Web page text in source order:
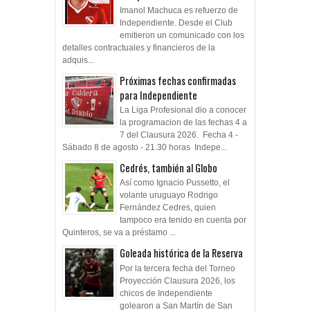
Imanol Machuca es refuerzo de
Independiente. Desde el Club
emitieron un comunicado con los
detalles contractuales y financieros de la
adquis...
Próximas fechas confirmadas
para Independiente
La Liga Profesional dio a conocer
la programacion de las fechas 4 a
7 del Clausura 2026. Fecha 4 -
Sábado 8 de agosto - 21.30 horas Indepe...
Cedrés, también al Globo
Así como Ignacio Pussetto, el
volante uruguayo Rodrigo
Fernández Cedres, quien
tampoco era tenido en cuenta por
Quinteros, se va a préstamo ...
Goleada histórica de la Reserva
Por la tercera fecha del Torneo
Proyección Clausura 2026, los
chicos de Independiente
golearon a San Martín de San